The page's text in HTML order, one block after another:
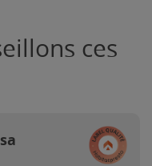
ces